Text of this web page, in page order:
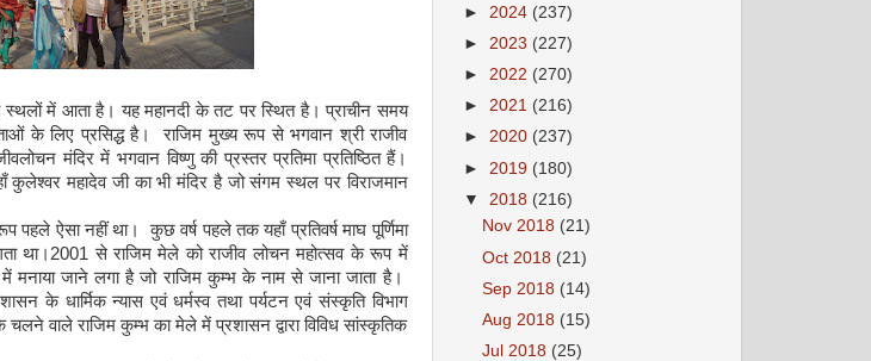
स्थलों में आता है। यह महानदी के तट पर स्थित है। प्राचीन समय
के लिए प्रसिद्ध है। राजिम मुख्य रूप से भगवान श्री राजीव
मंदिर में भगवान विष्णु की प्रस्तर प्रतिमा प्रतिष्ठित हैं।
कुलेश्वर महादेव जी का भी मंदिर है जो संगम स्थल पर विराजमान
पहले ऐसा नहीं था। कुछ वर्ष पहले तक यहाँ प्रतिवर्ष माघ पूर्णिमा
था। 2001से राजिम मेले को राजीव लोचन महोत्सव के रूप में
जाने लगा है जो राजिम कुम्भ के नाम से जाना जाता है।
के धार्मिक न्यास एवं धर्मस्व तथा पर्यटन एवं संस्कृति विभाग
चलने वाले राजिम कुम्भ का मेले में प्रशासन द्वारा विविध सांस्कृतिक
► 2024 (237)
► 2023 (227)
► 2022 (270)
► 2021 (216)
► 2020 (237)
► 2019 (180)
▼ 2018 (216)
Nov 2018 (21)
Oct 2018 (21)
Sep 2018 (14)
Aug 2018 (15)
Jul 2018 (25)